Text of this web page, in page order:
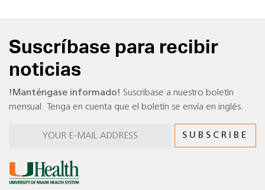
Suscríbase para recibir
noticias
!Manténgase informado! Suscríbase a nuestro boletín
mensual. Tenga en cuenta que el boletín se envía en inglés.